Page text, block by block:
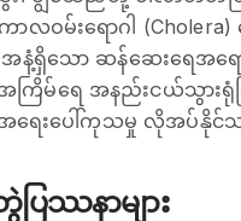
ဝမ်းရောဂါ (Cholera)
နံ့ရှိသော ဆန်ဆေးရေအရော
ကြိမ်ရေ အနည်းငယ်သွားရုံ
အရေးပေါ်ကုသမှု လိုအပ်နိုင်
ြဿနာများ